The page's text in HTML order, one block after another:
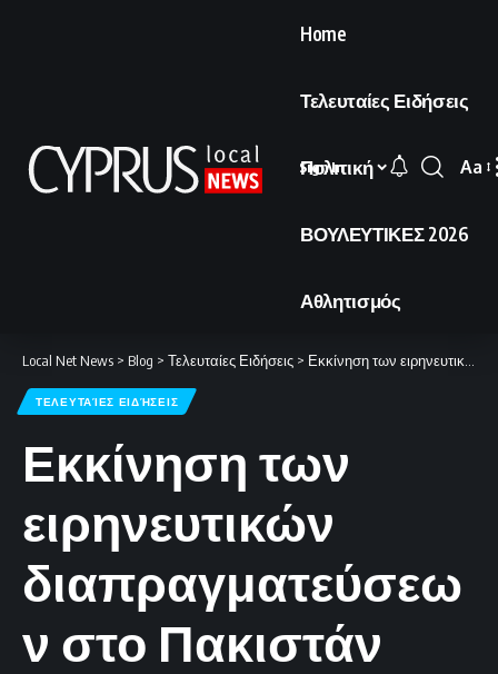
Home
Τελευταίες Ειδήσεις
Πολιτική
ΒΟΥΛΕΥΤΙΚΕΣ 2026
Αθλητισμός
Sign In
Font
Aa
Local Net News > Blog > Τελευταίες Ειδήσεις > Εκκίνηση των ειρηνευτικών διαπραγματεύσεων στο Πακιστάν
ΤΕΛΕΥΤΑΊΕΣ ΕΙΔΉΣΕΙΣ
Εκκίνηση των
ειρηνευτικών
διαπραγματεύσεω
ν στο Πακιστάν